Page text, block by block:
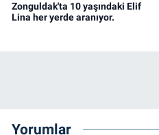
Zonguldak'ta 10 yaşındaki Elif
Lina her yerde aranıyor.
Yorumlar